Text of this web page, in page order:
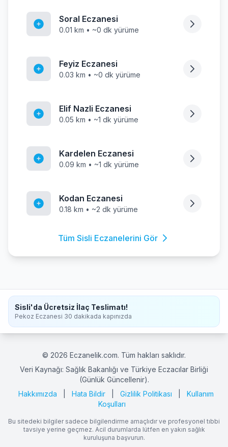
Soral Eczanesi
0.01 km • ~0 dk yürüme
Feyiz Eczanesi
0.03 km • ~0 dk yürüme
Elif Nazli Eczanesi
0.05 km • ~1 dk yürüme
Kardelen Eczanesi
0.09 km • ~1 dk yürüme
Kodan Eczanesi
0.18 km • ~2 dk yürüme
Tüm Sisli Eczanelerini Gör
Sisli'da Ücretsiz İlaç Teslimatı!
Pekoz Eczanesi 30 dakikada kapınızda
© 2026 Eczanelik.com. Tüm hakları saklıdır.
Veri Kaynağı: Sağlık Bakanlığı ve Türkiye Eczacılar Birliği
(Günlük Güncellenir).
Hakkımızda
Hata Bildir Gizlilik Politikası
Kullanım
Koşulları
Bu sitedeki bilgiler sadece bilgilendirme amaçlıdır ve profesyonel tıbbi
tavsiye yerine geçmez. Acil durumlarda lütfen en yakın sağlık
kuruluşuna başvurun.